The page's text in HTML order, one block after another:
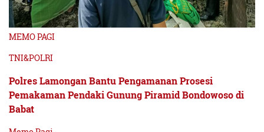
MEMO PAGI
TNI&POLRI
Polres Lamongan Bantu Pengamanan Prosesi
Pemakaman Pendaki Gunung Piramid Bondowoso di
Babat